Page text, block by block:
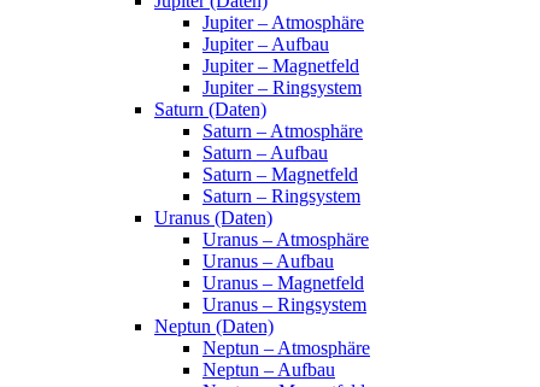
Jupiter – Atmosphäre
Jupiter – Aufbau
Jupiter – Magnetfeld
Jupiter – Ringsystem
Saturn (Daten)
Saturn – Atmosphäre
Saturn – Aufbau
Saturn – Magnetfeld
Saturn – Ringsystem
Uranus (Daten)
Uranus – Atmosphäre
Uranus – Aufbau
Uranus – Magnetfeld
Uranus – Ringsystem
Neptun (Daten)
Neptun – Atmosphäre
Neptun – Aufbau